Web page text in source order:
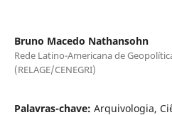
Bruno Macedo Nathansohn
Rede Latino-Americana de
(RELAGE/CENEGRI)
Palavras-chave: Arquivologia,